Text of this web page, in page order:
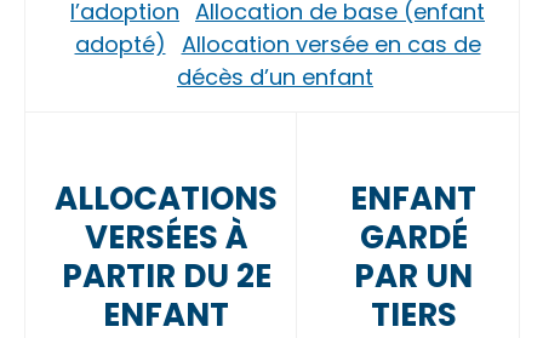
l’adoption Allocation de base (enfant
adopté) Allocation versée en cas de
décès d’un enfant
ALLOCATIONS
VERSÉES À
PARTIR DU 2E
ENFANT
ENFANT
GARDÉ
PAR UN
TIERS